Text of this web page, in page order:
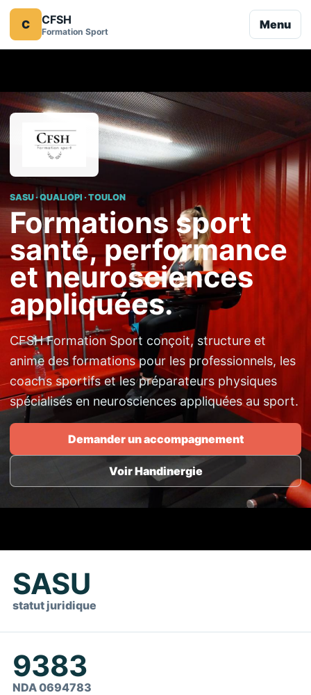
C CFSH
Formation Sport Menu
SASU · QUALIOPI · TOULON
Formations sport
santé, performance
et neurosciences
appliquées.
CFSH Formation Sport conçoit, structure et
anime des formations pour les professionnels, les
coachs sportifs et les préparateurs physiques
spécialisés en neurosciences appliquées au sport.
Demander un accompagnement
Voir Handinergie
SASU
statut juridique
9383
NDA 0694783